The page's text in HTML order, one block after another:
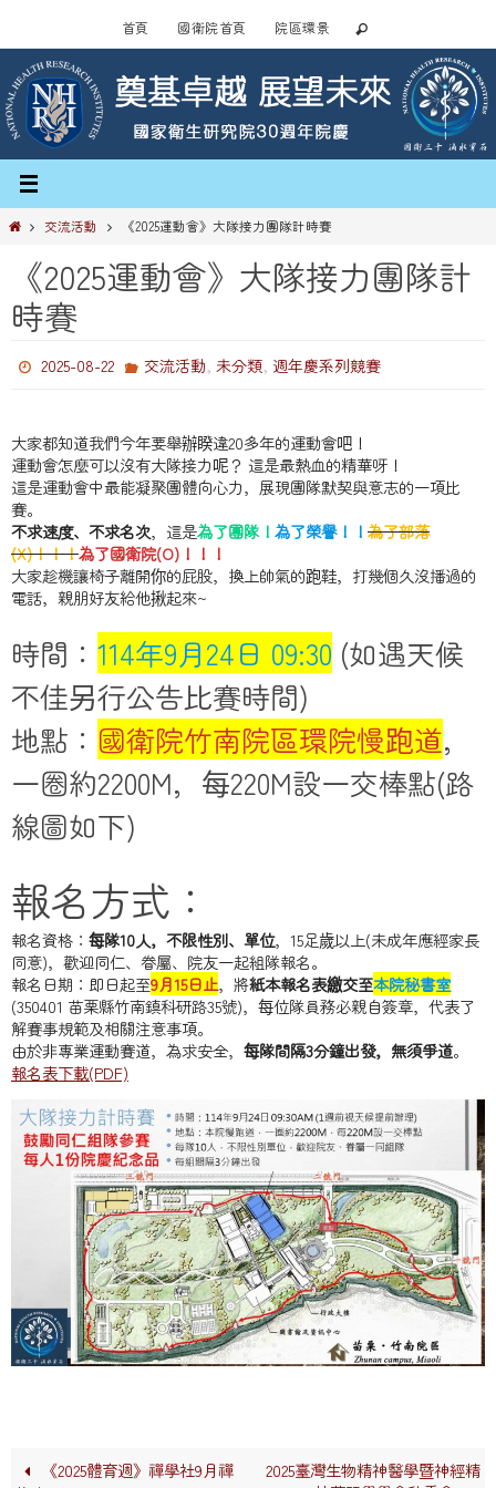
content
首頁 國衛院首頁 院區環景
Home交流活動 《2025運動會》大隊接力團隊計時賽
《2025運動會》大隊接力團隊計
時賽
2025-08-22 交流活動, 未分類, 週年慶系列競賽
大家都知道我們今年要舉辦睽違20多年的運動會吧！
運動會怎麼可以沒有大隊接力呢？ 這是最熱血的精華呀！
這是運動會中最能凝聚團體向心力，展現團隊默契與意志的一項比
賽。
不求速度、不求名次，這是為了團隊！ 為了榮譽！！ 為了部落
(X)！！！為了國衛院(O)！！！
大家趁機讓椅子離開你的屁股，換上帥氣的跑鞋，打幾個久沒播過的
電話，親朋好友給他揪起來~
時間： 114年9月24日 09:30 (如遇天候
不佳另行公告比賽時間)
地點： 國衛院竹南院區環院慢跑道，
一圈約2200M，每220M設一交棒點(路
線圖如下)
報名方式：
報名資格： 每隊10人，不限性別、單位，15足歲以上(未成年應經家長
同意)，歡迎同仁、眷屬、院友一起組隊報名。
報名日期：即日起至9月15日止，將紙本報名表繳交至本院秘書室
(350401 苗栗縣竹南鎮科研路35號)，每位隊員務必親自簽章，代表了
解賽事規範及相關注意事項。
由於非專業運動賽道，為求安全， 每隊間隔3分鐘出發，無須爭道。
報名表下載(PDF)
《2025體育週》禪學社9月禪
2025臺灣生物精神醫學暨神經精